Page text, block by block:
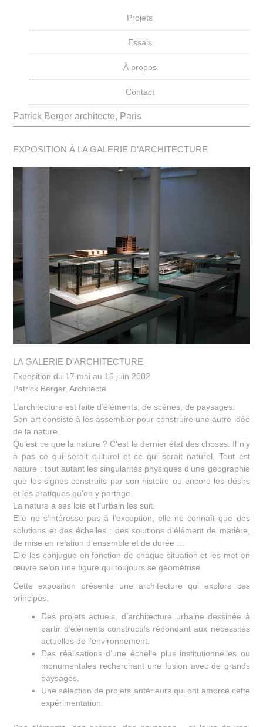
Projets
Essais
À propos
Contact
Patrick Berger architecte, Paris
EXPOSITION À LA GALERIE D’ARCHITECTURE
LA GALERIE D’ARCHITECTURE
Exposition du 17 mai au 16 juin 2002
Patrick Berger, Architecte
L’architecture est faite d’éléments, de scènes, de paysages.
Son art consiste à les assembler pour construire une autre idée
de la nature.
Qu’est ce que la nature ? C’est le dernier état des choses. Il n’y
a pas ce qui serait culturel et ce qui serait naturel. Tout est
nature : tout autant les singularités physiques d’une géographie
que les signes construits par son histoire ou encore les désirs
et les pratiques qu’on y partage.
La nature a ses lois et l’urbain les suit.
Elle ne s’intéresse pas à l’exception, elle ne connaît que des
solutions et des échelles : des solutions d’élément de matière,
de mise en relation d’ensemble et de durée …
Elle les conjugue en fonction de chaque situation et les met en
œuvre selon une figure qui toujours se géométrise.
Cette exposition présente une architecture qui explore ces
principes.
Des projets actuels, d’architecture urbaine dessinée à
partir d’éléments constructifs répondant aux nécessités
actuelles de l’environnement.
Des réalisations d’une échelle plus institutionnelles ou
monumentales recherchant une fusion avec de grands
paysages.
Une sélection de projets antérieurs qui ont amorcé cette
expérimentation.